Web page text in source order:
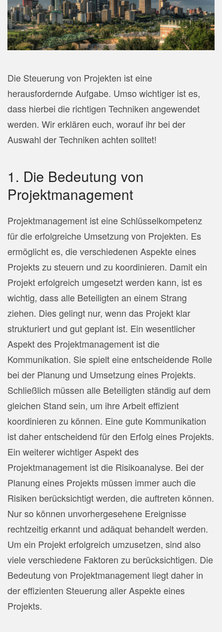
Die Steuerung von Projekten ist eine
herausfordernde Aufgabe. Umso wichtiger ist es,
dass hierbei die richtigen Techniken angewendet
werden. Wir erklären euch, worauf ihr bei der
Auswahl der Techniken achten solltet!
1. Die Bedeutung von
Projektmanagement
Projektmanagement ist eine Schlüsselkompetenz
für die erfolgreiche Umsetzung von Projekten. Es
ermöglicht es, die verschiedenen Aspekte eines
Projekts zu steuern und zu koordinieren. Damit ein
Projekt erfolgreich umgesetzt werden kann, ist es
wichtig, dass alle Beteiligten an einem Strang
ziehen. Dies gelingt nur, wenn das Projekt klar
strukturiert und gut geplant ist. Ein wesentlicher
Aspekt des Projektmanagement ist die
Kommunikation. Sie spielt eine entscheidende Rolle
bei der Planung und Umsetzung eines Projekts.
Schließlich müssen alle Beteiligten ständig auf dem
gleichen Stand sein, um ihre Arbeit effizient
koordinieren zu können. Eine gute Kommunikation
ist daher entscheidend für den Erfolg eines Projekts.
Ein weiterer wichtiger Aspekt des
Projektmanagement ist die Risikoanalyse. Bei der
Planung eines Projekts müssen immer auch die
Risiken berücksichtigt werden, die auftreten können.
Nur so können unvorhergesehene Ereignisse
rechtzeitig erkannt und adäquat behandelt werden.
Um ein Projekt erfolgreich umzusetzen, sind also
viele verschiedene Faktoren zu berücksichtigen. Die
Bedeutung von Projektmanagement liegt daher in
der effizienten Steuerung aller Aspekte eines
Projekts.